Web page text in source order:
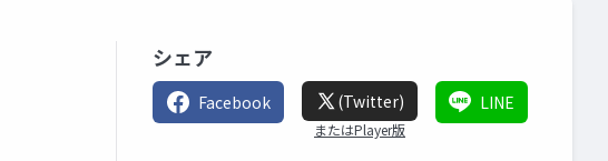
シェア
Facebook (Twitter)
またはPlayer版
LINE